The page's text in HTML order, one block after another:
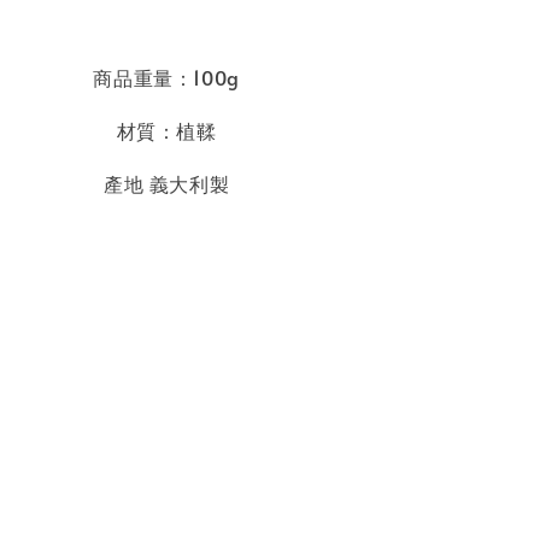
商品重量：100g
材質：植鞣
產地 義大利製